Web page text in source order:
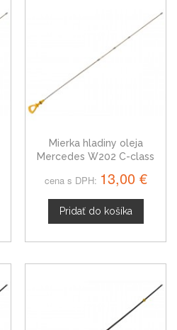
Mierka hladiny oleja
Mercedes W202 C-class
cena s DPH: 13,00 €
Pridať do košíka